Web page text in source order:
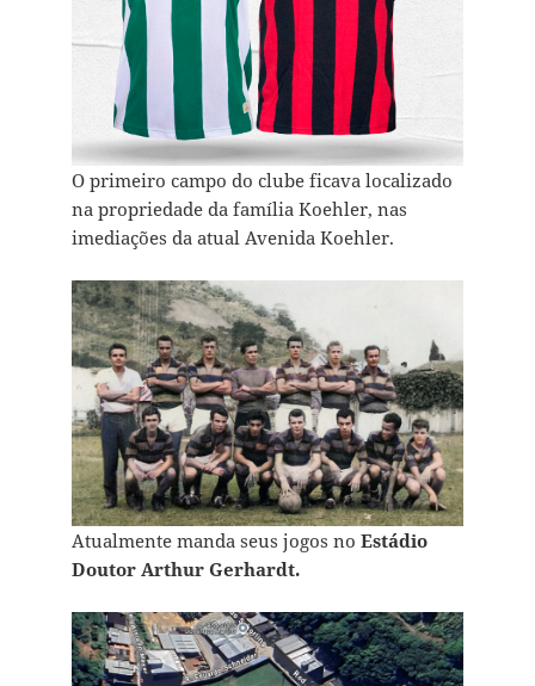
O primeiro campo do clube ficava localizado
na propriedade da família Koehler, nas
imediações da atual Avenida Koehler.
Atualmente manda seus jogos no Estádio
Doutor Arthur Gerhardt.